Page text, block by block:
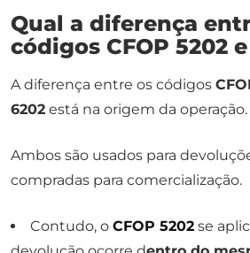
Qual a diferença
códigos CFOP 5202
A diferença entre os códigos
6202 está na origem da operação.
Ambos são usados para
compradas para comercialização.
Contudo, o CFOP 5202 se